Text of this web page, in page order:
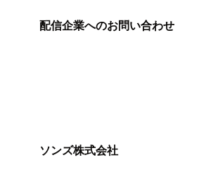
配信企業へのお問い合わせ
ソンズ株式会社